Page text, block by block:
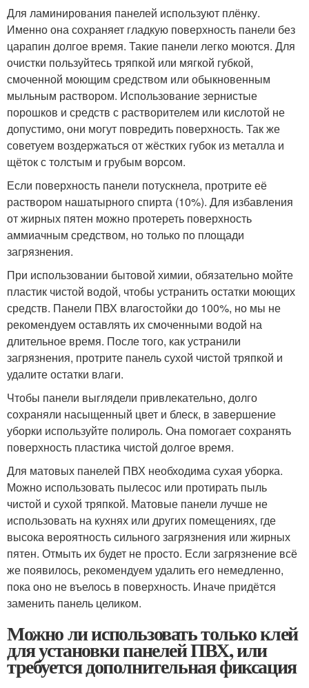
Для ламинирования панелей используют плёнку.
Именно она сохраняет гладкую поверхность панели без
царапин долгое время. Такие панели легко моются. Для
очистки пользуйтесь тряпкой или мягкой губкой,
смоченной моющим средством или обыкновенным
мыльным раствором. Использование зернистые
порошков и средств с растворителем или кислотой не
допустимо, они могут повредить поверхность. Так же
советуем воздержаться от жёстких губок из металла и
щёток с толстым и грубым ворсом.
Если поверхность панели потускнела, протрите её
раствором нашатырного спирта (10%). Для избавления
от жирных пятен можно протереть поверхность
аммиачным средством, но только по площади
загрязнения.
При использовании бытовой химии, обязательно мойте
пластик чистой водой, чтобы устранить остатки моющих
средств. Панели ПВХ влагостойки до 100%, но мы не
рекомендуем оставлять их смоченными водой на
длительное время. После того, как устранили
загрязнения, протрите панель сухой чистой тряпкой и
удалите остатки влаги.
Чтобы панели выглядели привлекательно, долго
сохраняли насыщенный цвет и блеск, в завершение
уборки используйте полироль. Она помогает сохранять
поверхность пластика чистой долгое время.
Для матовых панелей ПВХ необходима сухая уборка.
Можно использовать пылесос или протирать пыль
чистой и сухой тряпкой. Матовые панели лучше не
использовать на кухнях или других помещениях, где
высока вероятность сильного загрязнения или жирных
пятен. Отмыть их будет не просто. Если загрязнение всё
же появилось, рекомендуем удалить его немедленно,
пока оно не въелось в поверхность. Иначе придётся
заменить панель целиком.
Можно ли использовать только клей
для установки панелей ПВХ, или
требуется дополнительная фиксация